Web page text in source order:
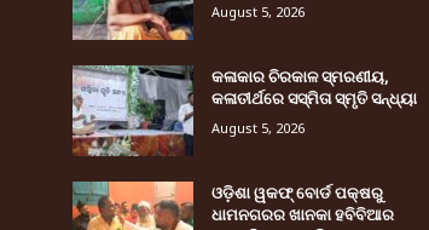
August 5, 2026
କଳାକାର ଚିରକାଳ ସ୍ମରଣୀୟ,
କଳାତୀର୍ଥରେ ସସ୍ମିତା ସ୍ମୃତି ସନ୍ଧ୍ୟା
August 5, 2026
ଓଡ଼ିଶା ୱକଫ୍ ବୋର୍ଡ ପକ୍ଷରୁ
ଧାମନଗରର ଖାନକା ହବିବିଆର